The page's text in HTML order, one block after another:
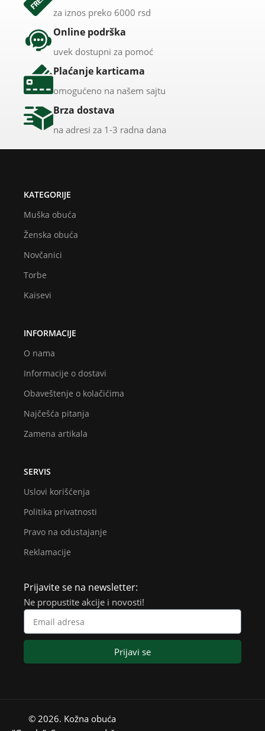
za iznos preko 6000 rsd
Online podrška
uvek dostupni za pomoć
Plaćanje karticama
omogućeno na našem sajtu
Brza dostava
na adresi za 1-3 radna dana
KATEGORIJE
Muška obuća
Ženska obuća
Novčanici
Torbe
Kaisevi
INFORMACIJE
O nama
Informacije o dostavi
Obaveštenje o kolačićima
Najčešća pitanja
Zamena artikala
SERVIS
Uslovi korišćenja
Politika privatnosti
Pravo na odustajanje
Reklamacije
Prijavite se na newsletter:
Ne propustite akcije i novosti!
Prijavi se
© 2026. Kožna obuća